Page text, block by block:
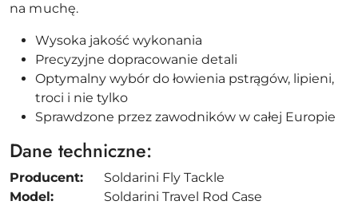
na muchę.
Wysoka jakość wykonania
Precyzyjne dopracowanie detali
Optymalny wybór do łowienia pstrągów, lipieni,
troci i nie tylko
Sprawdzone przez zawodników w całej Europie
Dane techniczne:
Producent:
Soldarini Fly Tackle
Model:
Soldarini Travel Rod Case